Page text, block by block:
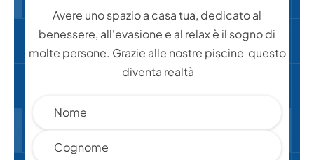
Avere uno spazio a casa tua, dedicato al
benessere, all'evasione e al relax è il sogno di
molte persone. Grazie alle nostre piscine questo
diventa realtà